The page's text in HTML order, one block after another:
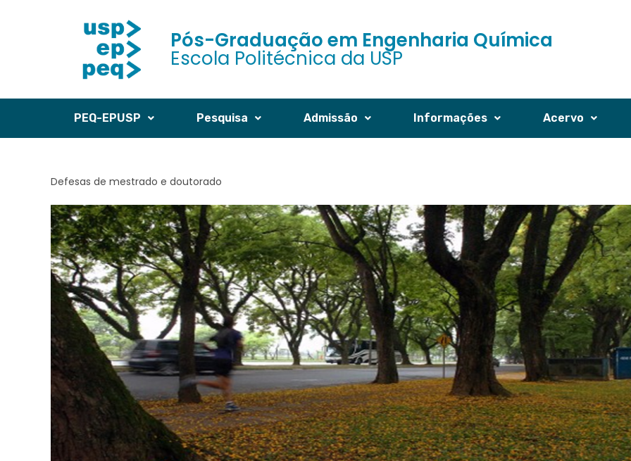
Pós-Graduação em Engenharia Química
Escola Politécnica da USP
PEQ-EPUSP Pesquisa Admissão Informações Acervo
Defesas de mestrado e doutorado